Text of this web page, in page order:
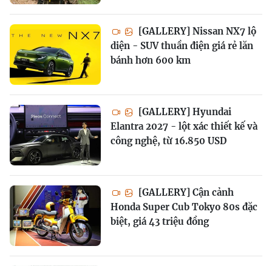
[GALLERY] Nissan NX7 lộ
diện - SUV thuần điện giá rẻ lăn
bánh hơn 600 km
[GALLERY] Hyundai
Elantra 2027 - lột xác thiết kế và
công nghệ, từ 16.850 USD
[GALLERY] Cận cảnh
Honda Super Cub Tokyo 80s đặc
biệt, giá 43 triệu đồng